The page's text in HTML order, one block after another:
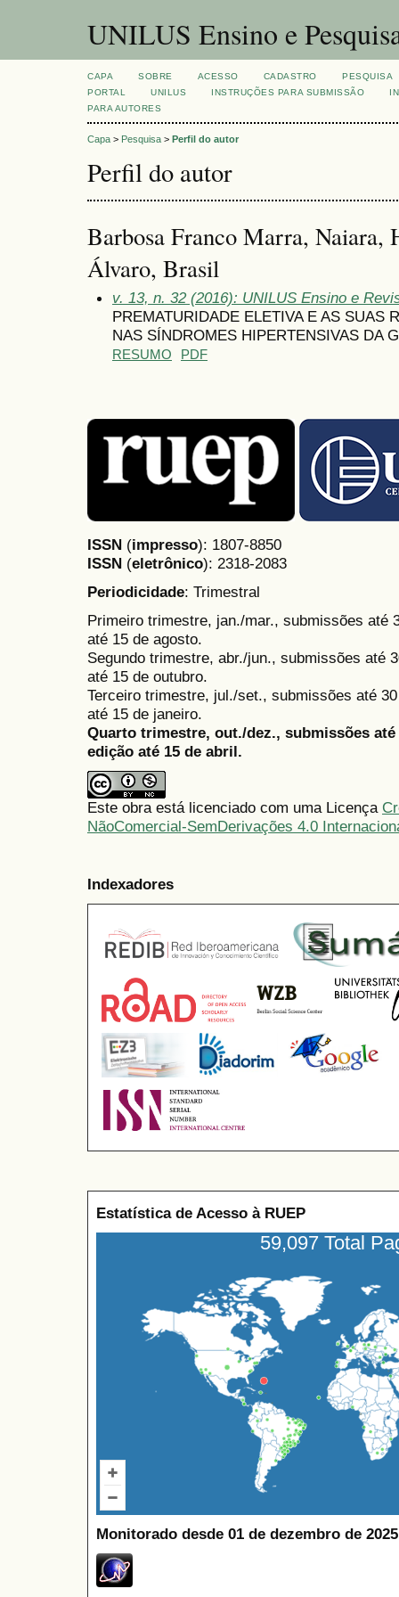
UNILUS Ensino e
CAPA SOBRE ACESSO CADASTRO
PESQUISA
PORTAL
UNILUS INSTRUÇÕES PARA SUBMISSÃO
PARA AUTORES
Capa > Pesquisa > Perfil do autor
Perfil do autor
Barbosa Franco Marra, Naiara,
Álvaro, Brasil
v. 13, n. 32 (2016): UNILUS Ensino e
PREMATURIDADE ELETIVA E AS SUAS
NAS SÍNDROMES HIPERTENSIVAS DA
RESUMO PDF
ISSN (impresso): 1807-8850
ISSN (eletrônico): 2318-2083
Periodicidade: Trimestral
Primeiro trimestre, jan./mar., submissões até
até 15 de agosto.
Segundo trimestre, abr./jun., submissões até
até 15 de outubro.
Terceiro trimestre, jul./set., submissões até
até 15 de janeiro.
Quarto trimestre, out./dez., submissões
edição até 15 de abril.
Este obra está licenciado com uma Licença
NãoComercial-SemDerivações 4.0
Indexadores
Estatística de Acesso à RUEP
59,097 Total
Monitorado desde 01 de dezembro de